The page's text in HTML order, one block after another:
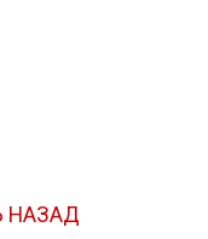
НАЗАД